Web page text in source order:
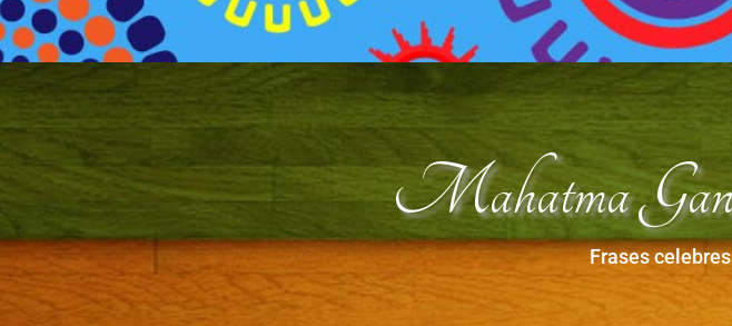
Mahatma
Frases